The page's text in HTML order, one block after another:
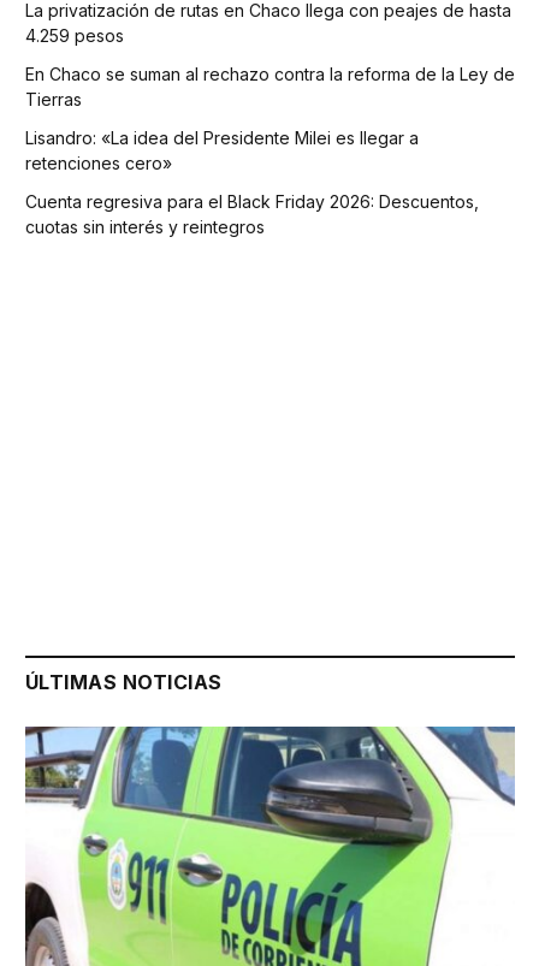
La privatización de rutas en Chaco llega con peajes de hasta
4.259 pesos
En Chaco se suman al rechazo contra la reforma de la Ley de
Tierras
Lisandro: «La idea del Presidente Milei es llegar a
retenciones cero»
Cuenta regresiva para el Black Friday 2026: Descuentos,
cuotas sin interés y reintegros
ÚLTIMAS NOTICIAS